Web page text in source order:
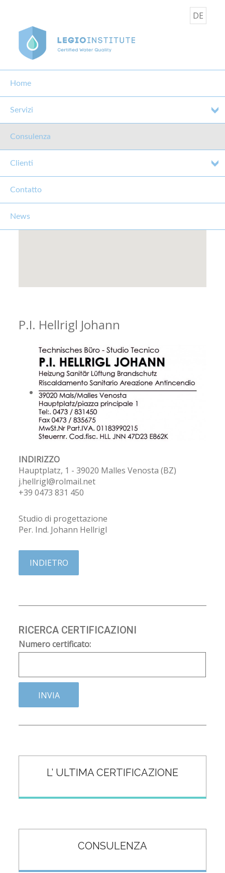
DE
Home
Servizi
Consulenza
Clienti
Contatto
News
P.I. Hellrigl Johann
INDIRIZZO
Hauptplatz, 1 - 39020 Malles Venosta (BZ)
j.hellrigl@rolmail.net
+39 0473 831 450
Studio di progettazione
Per. Ind. Johann Hellrigl
INDIETRO
RICERCA CERTIFICAZIONI
Numero certificato:
L’ ULTIMA CERTIFICAZIONE
CONSULENZA